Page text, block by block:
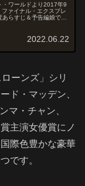
・ワールドより2017年9
ァイナル・エクスプレ
らすじ＆予告編娘であ
2022.06.22
ーンズ」シリ
ド・マッデン、
マ・チャン、
主演女優賞にノ
際色豊かな豪華
です。